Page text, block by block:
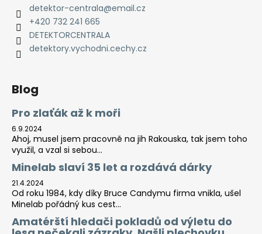
detektor-centrala@email.cz
+420 732 241 665
DETEKTORCENTRALA
detektory.vychodni.cechy.cz
Blog
Pro zlaťák až k moři
6.9.2024
Ahoj, musel jsem pracovně na jih Rakouska, tak jsem toho
využil, a vzal si sebou...
Minelab slaví 35 let a rozdává dárky
21.4.2024
Od roku 1984, kdy díky Bruce Candymu firma vnikla, ušel
Minelab pořádný kus cest...
Amatérští hledači pokladů od výletu do